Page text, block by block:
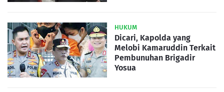
HUKUM
Dicari, Kapolda yang
Melobi Kamaruddin Terkait
Pembunuhan Brigadir
Yosua